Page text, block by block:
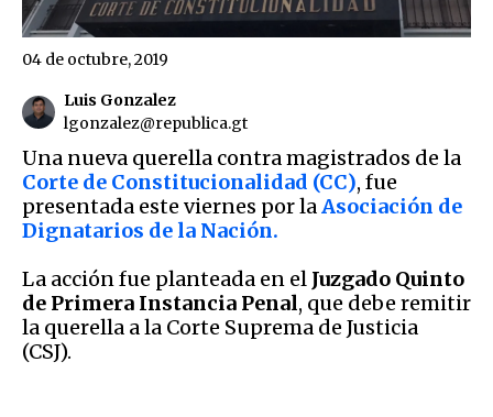
Luis Gonzalez
lgonzalez@republica.gt
04 de octubre, 2019
Una nueva querella contra magistrados de la
Corte de Constitucionalidad (CC), fue
presentada este viernes por laAsociación de
Dignatarios de la Nación.
La acción fue planteada en el Juzgado Quinto
de Primera Instancia Penal, que debe remitir
la querella a la Corte Suprema de Justicia
(CSJ).